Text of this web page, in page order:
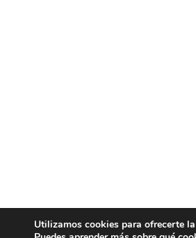
Utilizamos cookies para ofrecerte